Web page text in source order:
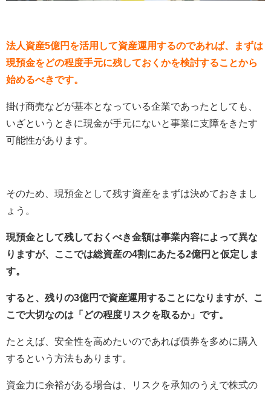
法人資産5億円を活用して資産運用するのであれば、まずは
現預金をどの程度手元に残しておくかを検討することから
始めるべきです。
掛け商売などが基本となっている企業であったとしても、
いざというときに現金が手元にないと事業に支障をきたす
可能性があります。
そのため、現預金として残す資産をまずは決めておきまし
ょう。
現預金として残しておくべき金額は事業内容によって異な
りますが、ここでは総資産の4割にあたる2億円と仮定しま
す。
すると、残りの3億円で資産運用することになりますが、こ
こで大切なのは「どの程度リスクを取るか」です。
たとえば、安全性を高めたいのであれば債券を多めに購入
するという方法もあります。
資金力に余裕がある場合は、リスクを承知のうえで株式の